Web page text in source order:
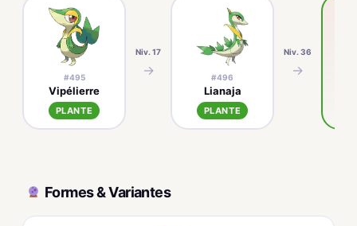
#495
Vipélierre
PLANTE
Niv. 17
→ #496
Lianaja
PLANTE
Niv. 36
→
Formes & Variantes